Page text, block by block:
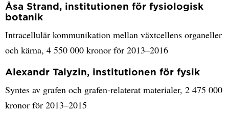
Åsa Strand, institutionen för fysiologisk
botanik
Intracellulär kommunikation mellan växtcellens organeller
och kärna, 4 550 000 kronor för 2013–2016
Alexandr Talyzin, institutionen för fysik
Syntes av grafen och grafen-relaterat materialer, 2 475 000
kronor för 2013–2015